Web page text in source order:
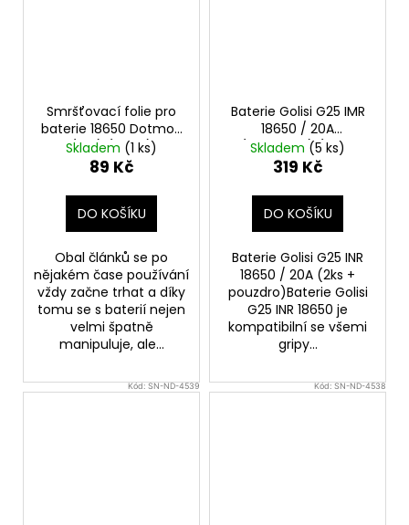
Smršťovací folie pro
baterie 18650 Dotmod
(5ks) (Tech)
Skladem (1 ks)
89 Kč
DO KOŠÍKU
Obal článků se po
nějakém čase používání
vždy začne trhat a díky
tomu se s baterií nejen
velmi špatně
manipuluje, ale...
Baterie Golisi G25 IMR
18650 / 20A
(2500mAh) (2ks +
pouzdro)
Skladem (5 ks)
319 Kč
DO KOŠÍKU
Baterie Golisi G25 INR
18650 / 20A (2ks +
pouzdro)Baterie Golisi
G25 INR 18650 je
kompatibilní se všemi
gripy...
Kód:SN-ND-4539 Kód:SN-ND-4538